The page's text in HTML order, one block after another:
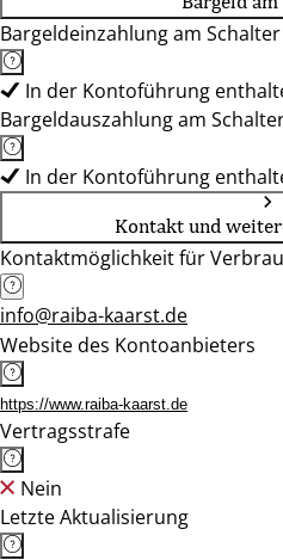
Bargeldeinzahlung am Schalter
In der Kontoführung
Bargeldauszahlung am
In der Kontoführung
Kontakt und
Kontaktmöglichkeit für
info@raiba-kaarst.de
Website des Kontoanbieters
https://www.raiba-kaarst.de
Vertragsstrafe
Nein
Letzte Aktualisierung